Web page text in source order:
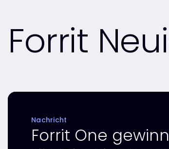
Forrit
Nachricht
Forrit One